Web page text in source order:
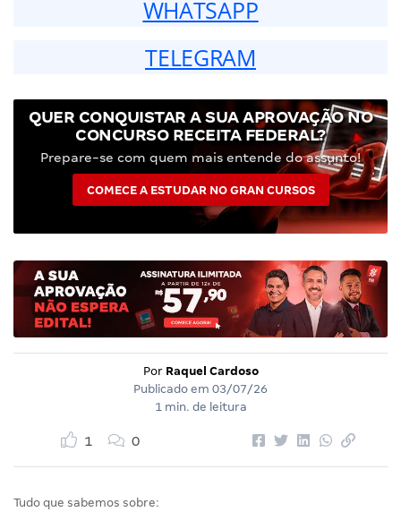
WHATSAPP
TELEGRAM
QUER CONQUISTAR A SUA APROVAÇÃO NO
CONCURSO RECEITA FEDERAL?
Prepare-se com quem mais entende do assunto!
COMECE A ESTUDAR NO GRAN CURSOS
Por Raquel Cardoso
Publicado em 03/07/26
1 min. de leitura
1 0
Tudo que sabemos sobre: